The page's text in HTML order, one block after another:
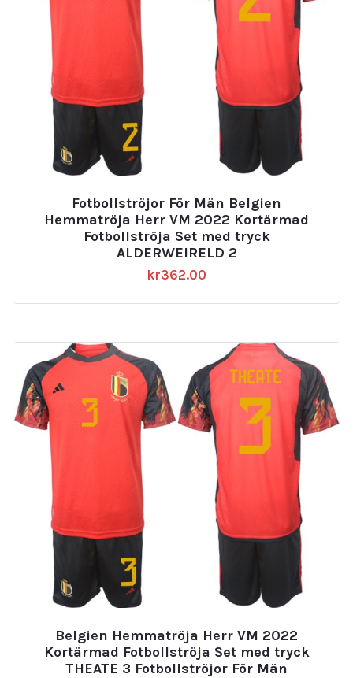
Fotbollströjor För Män Belgien
Hemmatröja Herr VM 2022 Kortärmad
Fotbollströja Set med tryck
ALDERWEIRELD 2
kr362.00
Belgien Hemmatröja Herr VM 2022
Kortärmad Fotbollströja Set med tryck
THEATE 3 Fotbollströjor För Män